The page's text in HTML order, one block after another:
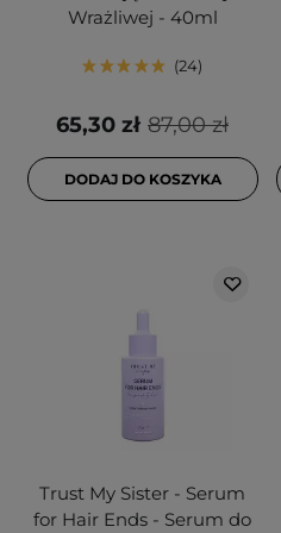
Wrażliwej - 40ml
24
87,00 zł
65,30 zł
DODAJ DO KOSZYKA
Trust My Sister - Serum
for Hair Ends - Serum do